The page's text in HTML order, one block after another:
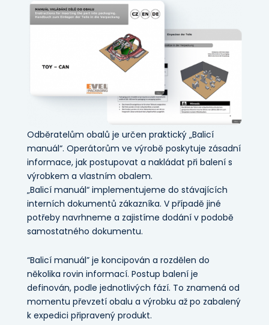
Odběratelům obalů je určen praktický „Balicí
manuál“. Operátorům ve výrobě poskytuje zásadní
informace, jak postupovat a nakládat při balení s
výrobkem a vlastním obalem.
„Balicí manuál“ implementujeme do stávajících
interních dokumentů zákazníka. V případě jiné
potřeby navrhneme a zajistíme dodání v podobě
samostatného dokumentu.
“Balicí manuál” je koncipován a rozdělen do
několika rovin informací. Postup balení je
definován, podle jednotlivých fází. To znamená od
momentu převzetí obalu a výrobku až po zabalený
k expedici připravený produkt.